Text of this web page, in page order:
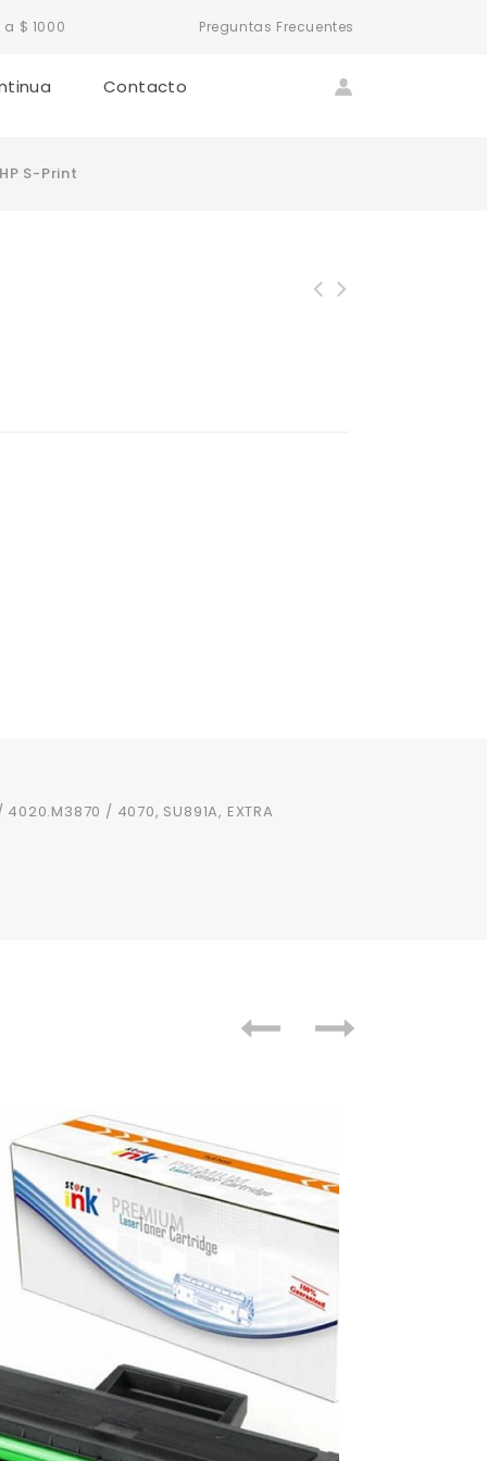
$ 1000 Preguntas Frecuentes
Contacto
S-Print
4020.M3870 / 4070, SU891A, EXTRA